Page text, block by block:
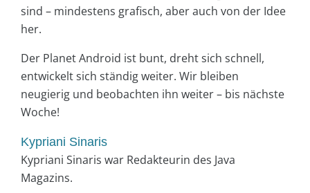
sind – mindestens grafisch, aber auch von der Idee
her.
Der Planet Android ist bunt, dreht sich schnell,
entwickelt sich ständig weiter. Wir bleiben
neugierig und beobachten ihn weiter – bis nächste
Woche!
Kypriani Sinaris
Kypriani Sinaris war Redakteurin des Java
Magazins.